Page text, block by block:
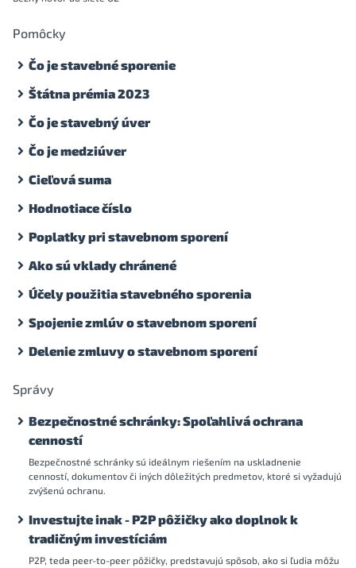
Pomôcky
Čo je stavebné sporenie
Štátna prémia 2023
Čo je stavebný úver
Čo je medziúver
Cieľová suma
Hodnotiace číslo
Poplatky pri stavebnom sporení
Ako sú vklady chránené
Účely použitia stavebného sporenia
Spojenie zmlúv o stavebnom sporení
Delenie zmluvy o stavebnom sporení
Správy
Bezpečnostné schránky: Spoľahlivá ochrana
cenností
Bezpečnostné schránky sú ideálnym riešením na uskladnenie
cenností, dokumentov či iných dôležitých predmetov, ktoré si vyžadujú
zvýšenú ochranu.
Investujte inak - P2P pôžičky ako doplnok k
tradičným investíciám
P2P, teda peer-to-peer pôžičky, predstavujú spôsob, ako si ľudia môžu